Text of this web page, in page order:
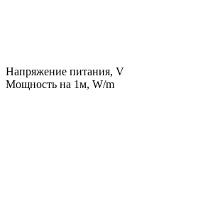
Напряжение питания, V
Мощность на 1м, W/m